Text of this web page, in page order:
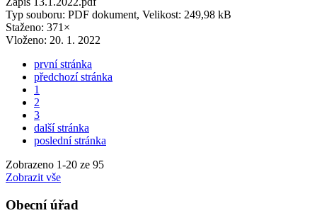
Typ souboru: PDF dokument, Velikost: 249,98 kB
Staženo: 371×
Vloženo: 20. 1. 2022
první stránka
předchozí stránka
1
2
3
další stránka
poslední stránka
Zobrazeno 1-20 ze 95
Zobrazit vše
Obecní úřad